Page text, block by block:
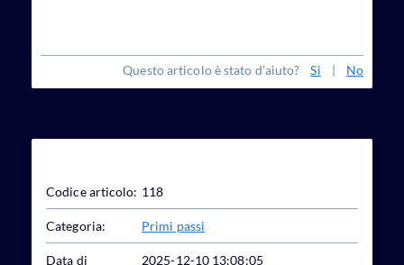
Questo articolo è stato d'aiuto? Sì | No
Codice articolo: 118
Categoria: Primi passi
Data di 2025-12-10 13:08:05